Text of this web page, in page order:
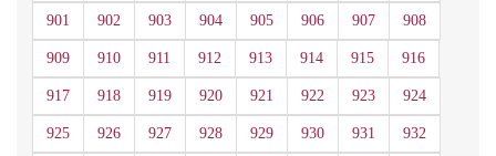
901 902 903 904 905 906 907 908
909 910 911 912 913 914 915 916
917 918 919 920 921 922 923 924
925 926 927 928 929 930 931 932